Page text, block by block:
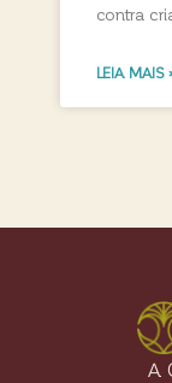
contra
LEIA MAIS
A